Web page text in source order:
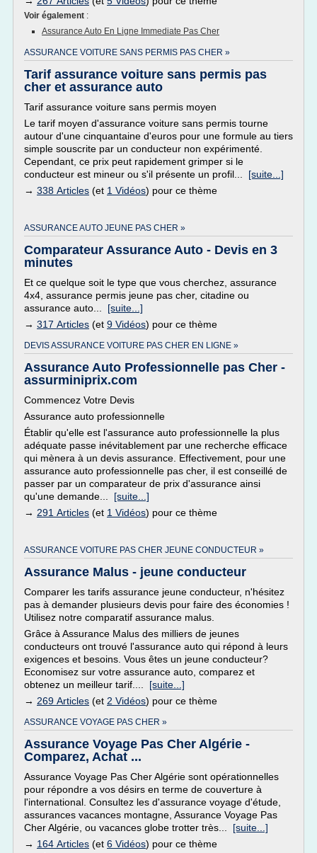
Voir également :
Assurance Auto En Ligne Immediate Pas Cher
ASSURANCE VOITURE SANS PERMIS PAS CHER »
Tarif assurance voiture sans permis pas
cher et assurance auto
Tarif assurance voiture sans permis moyen
Le tarif moyen d'assurance voiture sans permis tourne
autour d'une cinquantaine d'euros pour une formule au tiers
simple souscrite par un conducteur non expérimenté.
Cependant, ce prix peut rapidement grimper si le
conducteur est mineur ou s'il présente un profil... [suite...]
→ 338 Articles (et 1 Vidéos) pour ce thème
ASSURANCE AUTO JEUNE PAS CHER »
Comparateur Assurance Auto - Devis en 3
minutes
Et ce quelque soit le type que vous cherchez, assurance
4x4, assurance permis jeune pas cher, citadine ou
assurance auto... [suite...]
→ 317 Articles (et 9 Vidéos) pour ce thème
DEVIS ASSURANCE VOITURE PAS CHER EN LIGNE »
Assurance Auto Professionnelle pas Cher -
assurminiprix.com
Commencez Votre Devis
Assurance auto professionnelle
Établir qu'elle est l'assurance auto professionnelle la plus
adéquate passe inévitablement par une recherche efficace
qui mènera à un devis assurance. Effectivement, pour une
assurance auto professionnelle pas cher, il est conseillé de
passer par un comparateur de prix d'assurance ainsi
qu'une demande... [suite...]
→ 291 Articles (et 1 Vidéos) pour ce thème
ASSURANCE VOITURE PAS CHER JEUNE CONDUCTEUR »
Assurance Malus - jeune conducteur
Comparer les tarifs assurance jeune conducteur, n'hésitez
pas à demander plusieurs devis pour faire des économies !
Utilisez notre comparatif assurance malus.
Grâce à Assurance Malus des milliers de jeunes
conducteurs ont trouvé l'assurance auto qui répond à leurs
exigences et besoins. Vous êtes un jeune conducteur?
Economisez sur votre assurance auto, comparez et
obtenez un meilleur tarif.... [suite...]
→ 269 Articles (et 2 Vidéos) pour ce thème
ASSURANCE VOYAGE PAS CHER »
Assurance Voyage Pas Cher Algérie -
Comparez, Achat ...
Assurance Voyage Pas Cher Algérie sont opérationnelles
pour répondre a vos désirs en terme de couverture à
l'international. Consultez les d'assurance voyage d'étude,
assurances vacances montagne, Assurance Voyage Pas
Cher Algérie, ou vacances globe trotter très... [suite...]
→ 164 Articles (et 6 Vidéos) pour ce thème